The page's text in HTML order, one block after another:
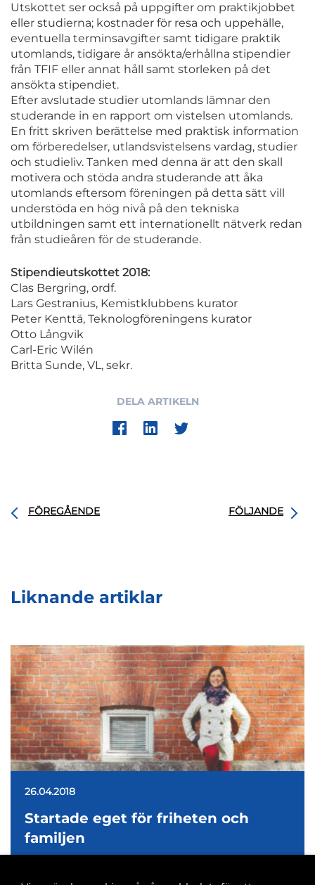
Utskottet ser också på uppgifter om praktikjobbet
eller studierna; kostnader för resa och uppehälle,
eventuella terminsavgifter samt tidigare praktik
utomlands, tidigare år ansökta/erhållna stipendier
från TFIF eller annat håll samt storleken på det
ansökta stipendiet.
Efter avslutade studier utomlands lämnar den
studerande in en rapport om vistelsen utomlands.
En fritt skriven berättelse med praktisk information
om förberedelser, utlandsvistelsens vardag, studier
och studieliv. Tanken med denna är att den skall
motivera och stöda andra studerande att åka
utomlands eftersom föreningen på detta sätt vill
understöda en hög nivå på den tekniska
utbildningen samt ett internationellt nätverk redan
från studieåren för de studerande.
Stipendieutskottet 2018:
Clas Bergring, ordf.
Lars Gestranius, Kemistklubbens kurator
Peter Kenttä, Teknologföreningens kurator
Otto Långvik
Carl-Eric Wilén
Britta Sunde, VL, sekr.
DELA ARTIKELN
FÖREGÅENDE FÖLJANDE
Liknande artiklar
26.04.2018
Startade eget för friheten och
familjen